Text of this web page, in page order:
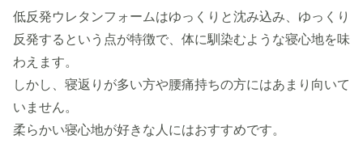
低反発ウレタンフォームはゆっくりと沈み込み、ゆっくり
反発するという点が特徴で、体に馴染むような寝心地を味
わえます。
しかし、寝返りが多い方や腰痛持ちの方にはあまり向いて
いません。
柔らかい寝心地が好きな人にはおすすめです。